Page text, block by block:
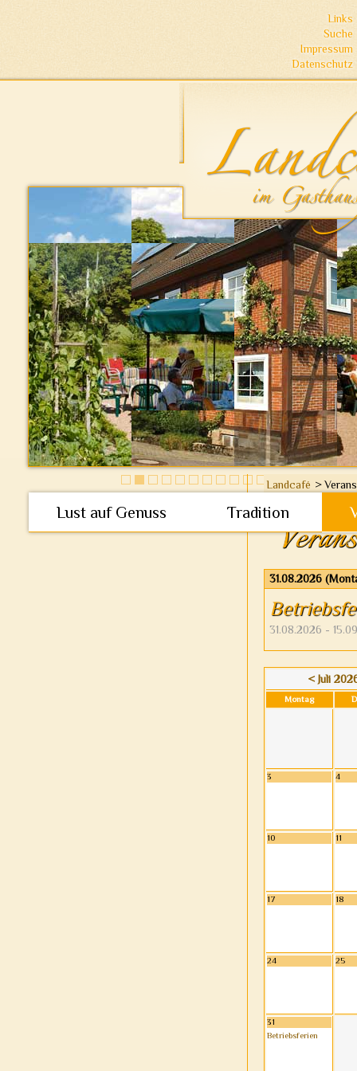
Links
Suche
Impressum
Datenschutz
Lust auf Genuss Tradition
Landcafé
31.08.2026
31.08.2026 -
< Juli
Montag
3 4
10 11
17 18
24 25
31
Betriebsferien